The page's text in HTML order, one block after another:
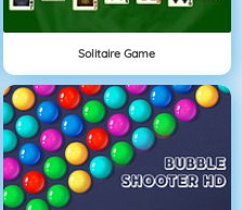
Solitaire Game